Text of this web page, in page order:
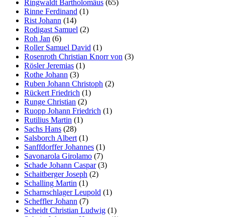
Ringwaldt Bartholomäus (65)
Rinne Ferdinand (1)
Rist Johann (14)
Rodigast Samuel (2)
Roh Jan (6)
Roller Samuel David (1)
Rosenroth Christian Knorr von (3)
Rösler Jeremias (1)
Rothe Johann (3)
Ruben Johann Christoph (2)
Rückert Friedrich (1)
Runge Christian (2)
Ruopp Johann Friedrich (1)
Rutilius Martin (1)
Sachs Hans (28)
Salsborch Albert (1)
Sanffdorffer Johannes (1)
Savonarola Girolamo (7)
Schade Johann Caspar(3)
Schaitberger Joseph (2)
Schalling Martin (1)
Scharnschlager Leupold (1)
Scheffler Johann (7)
Scheidt Christian Ludwig (1)